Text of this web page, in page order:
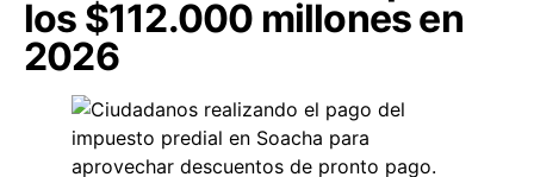
los $112.000 millones en
2026